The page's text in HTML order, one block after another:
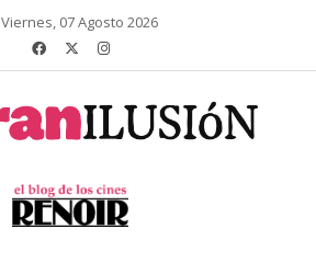
Viernes, 07 Agosto 2026